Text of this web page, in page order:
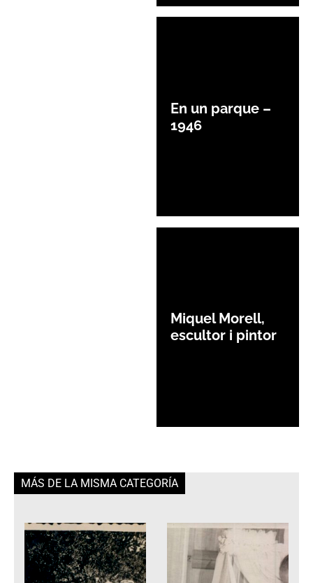
En un parque –
1946
Miquel Morell,
escultor i pintor
MÁS DE LA MISMA CATEGORÍA